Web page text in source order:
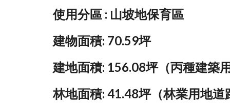
使用分區 : 山坡地保育區
建物面積: 70.59坪
建地面積: 156.08坪（丙種建築用
林地面積: 41.48坪（林業用地道